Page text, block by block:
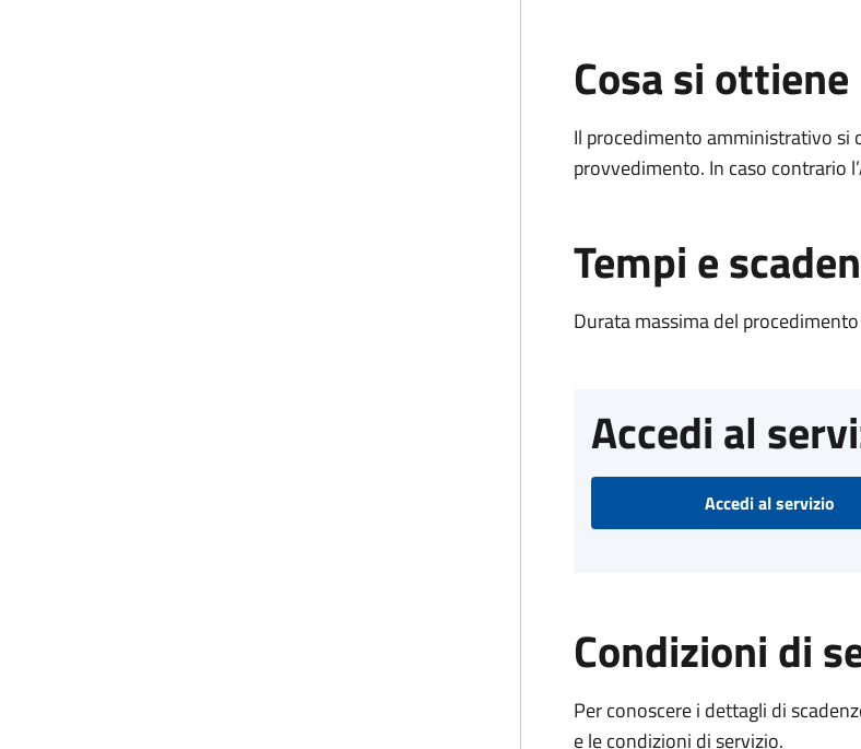
Cosa si ottiene
Il procedimento amministrativo si
provvedimento. In caso contrario
Tempi e
Durata massima del
Accedi al
Accedi al servizio
Condizioni di
Per conoscere i dettagli di
e le condizioni di servizio.